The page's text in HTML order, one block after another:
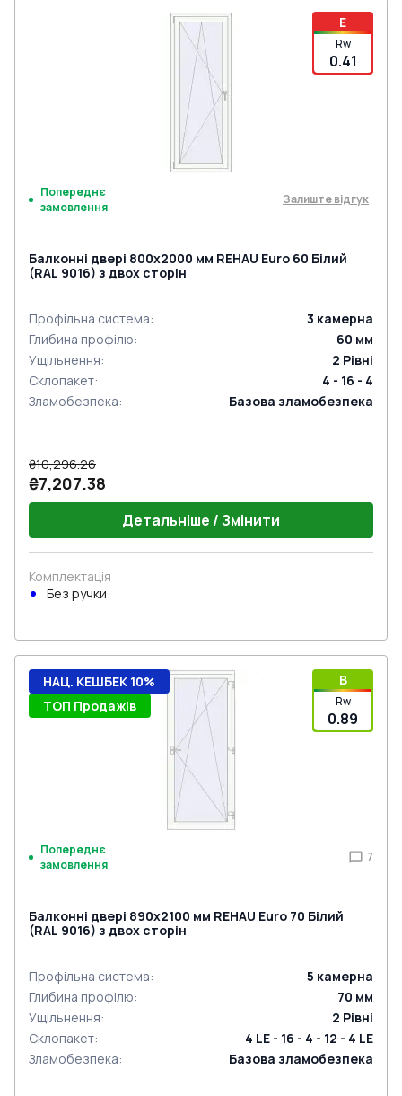
E
Rw
0.41
Попереднє
замовлення
Залиште відгук
Балконні двері 800x2000 мм REHAU Euro 60 Білий
(RAL 9016) з двох сторін
Профільна система: 3 камерна
Глибина профілю: 60 мм
Ущільнення: 2 Рівні
Склопакет:
4 - 16 - 4
Зламобезпека: Базова зламобезпека
₴10,296.26
₴7,207.38
Детальніше / Змінити
Комплектація
Без ручки
B
Rw
0.89
НАЦ. КЕШБЕК 10%
ТОП Продажів
Попереднє
замовлення
7
Балконні двері 890x2100 мм REHAU Euro 70 Білий
(RAL 9016) з двох сторін
Профільна система: 5 камерна
Глибина профілю: 70 мм
Ущільнення: 2 Рівні
Склопакет:
4 LE - 16 - 4 - 12 - 4 LE
Зламобезпека: Базова зламобезпека